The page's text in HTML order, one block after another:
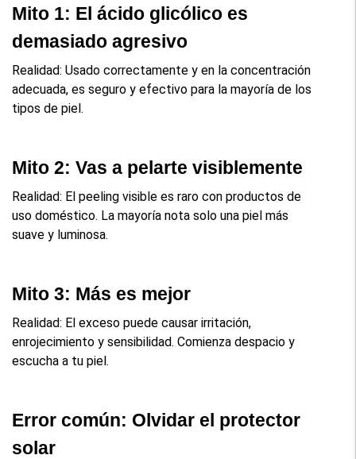
Mito 1: El ácido glicólico es
demasiado agresivo
Realidad: Usado correctamente y en la concentración
adecuada, es seguro y efectivo para la mayoría de los
tipos de piel.
Mito 2: Vas a pelarte visiblemente
Realidad: El peeling visible es raro con productos de
uso doméstico. La mayoría nota solo una piel más
suave y luminosa.
Mito 3: Más es mejor
Realidad: El exceso puede causar irritación,
enrojecimiento y sensibilidad. Comienza despacio y
escucha a tu piel.
Error común: Olvidar el protector
solar